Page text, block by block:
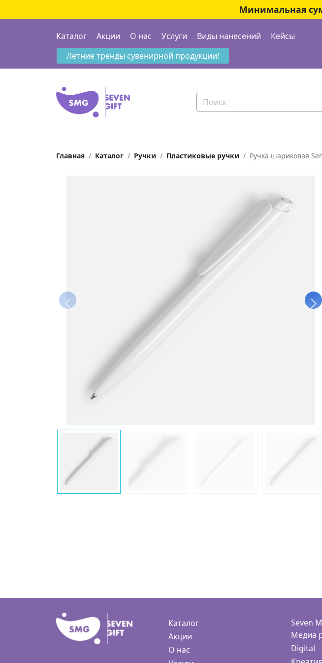
Минимальная
Каталог Акции О нас Услуги Виды нанесений Кейсы
Летние тренды сувенирной продукции!
Главная Каталог Ручки Пластиковые ручки Ручка шариковая
Каталог
Акции
О нас
Seven
Медиа
Digital